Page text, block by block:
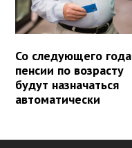
Со следующего года
пенсии по возрасту
будут назначаться
автоматически